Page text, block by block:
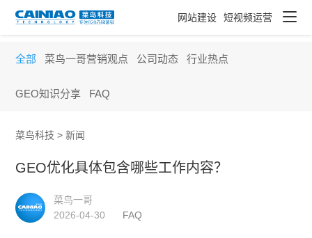
网站建设 短视频运营
全部 菜鸟一哥营销观点 公司动态 行业热点
GEO知识分享 FAQ
菜鸟科技 >新闻
GEO优化具体包含哪些工作内容？
菜鸟一哥
2026-04-30
FAQ